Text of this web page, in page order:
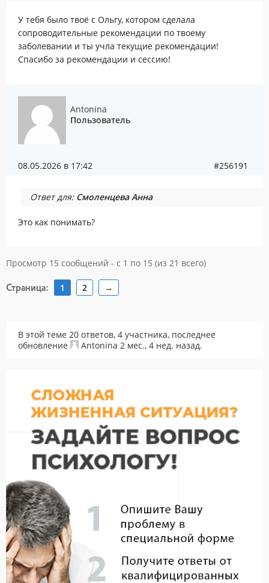
У тебя было твоё с Ольгу, котором сделала
сопроводительные рекомендации по твоему
заболевании и ты учла текущие рекомендации!
Спасибо за рекомендации и сессию!
Antonina
Пользователь
08.05.2026 в 17:42 #256191
Ответ для: Смоленцева Анна
Это как понимать?
Просмотр 15 сообщений - с 1 по 15 (из 21 всего)
Страница: 1 2 →
В этой теме 20 ответов, 4 участника, последнее
обновление
Antonina 2 мес., 4 нед. назад.